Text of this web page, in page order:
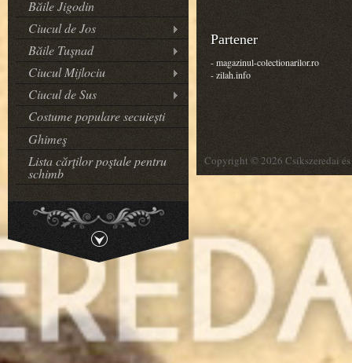
Băile Jigodin
Ciucul de Jos
Băile Tuşnad
Ciucul Mijlociu
Ciucul de Sus
Costume populare secuiești
Ghimeş
Lista cărţilor poştale pentru
schimb
Partener
- magazinul-colectionarilor.ro
- zilah.info
Copyright © 2026 Csíkszeredai